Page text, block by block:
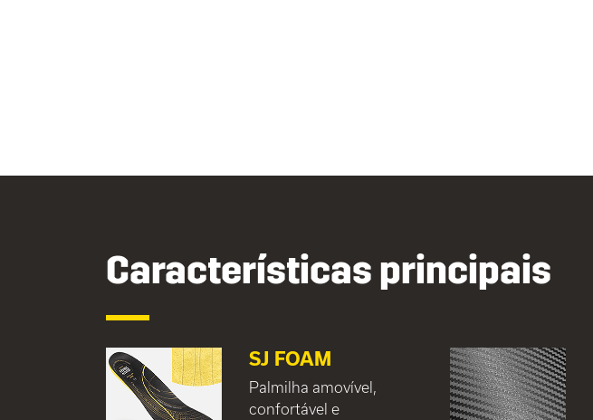
Características principais
SJ FOAM
Palmilha amovível,
confortável e